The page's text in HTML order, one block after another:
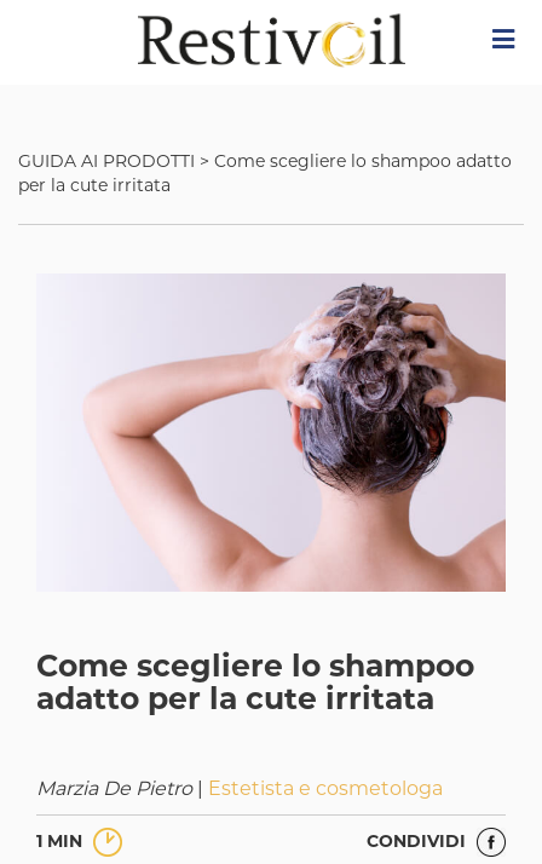
GUIDA AI PRODOTTI > Come scegliere lo shampoo adatto
per la cute irritata
Come scegliere lo shampoo
adatto per la cute irritata
Marzia De Pietro| Estetista e cosmetologa
1 MIN CONDIVIDI